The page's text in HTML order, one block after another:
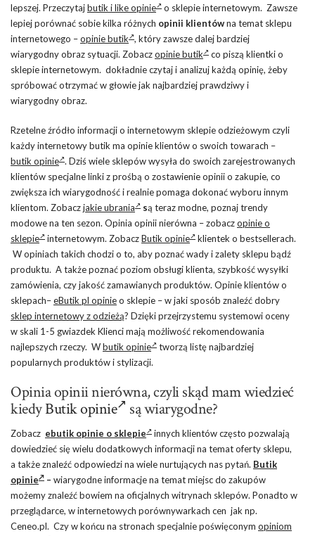
lepszej. Przeczytajbutik i like opinie
o sklepie internetowym. Zawsze
lepiej porównać sobie kilka różnych opinii klientówna temat sklepu
internetowego –opinie butik , który zawsze dalej bardziej
wiarygodny obraz sytuacji. Zobaczopinie butik
co piszą klientki o
sklepie internetowym. dokładnie czytaj i analizuj każdą opinię, żeby
spróbować otrzymać w głowie jak najbardziej prawdziwy i
wiarygodny obraz.
Rzetelne źródło informacji o internetowym sklepie odzieżowym czyli
każdy internetowy butik ma opinie klientów o swoich towarach –
butik opinie . Dziś wiele sklepów wysyła do swoich zarejestrowanych
klientów specjalne linki z prośbą o zostawienie opinii o zakupie, co
zwiększa ich wiarygodność i realnie pomaga dokonać wyboru innym
klientom. Zobaczjakie ubrania są teraz modne, poznaj trendy
modowe na ten sezon. Opinia opinii nierówna – zobaczopinie o
sklepie
internetowym. ZobaczButik opinie
klientek o bestsellerach.
W opiniach takich chodzi o to, aby poznać wady i zalety sklepu bądź
produktu. A także poznać poziom obsługi klienta, szybkość wysyłki
zamówienia, czy jakość zamawianych produktów. Opinie klientów o
sklepach–eButik pl opinieo sklepie – w jaki sposób znaleźć dobry
sklep internetowy z odzieżą? Dzięki przejrzystemu systemowi oceny
w skali 1-5 gwiazdek Klienci mają możliwość rekomendowania
najlepszych rzeczy. Wbutik opinie
tworzą listę najbardziej
popularnych produktów i stylizacji.
Opinia opinii nierówna, czyli skąd mam wiedzieć
kiedyButik opinie są wiarygodne?
Zobacz ebutik opinie o sklepie
innych klientów często pozwalają
dowiedzieć się wielu dodatkowych informacji na temat oferty sklepu,
a także znaleźć odpowiedzi na wiele nurtujących nas pytań. Butik
opinie
– wiarygodne informacje na temat miejsc do zakupów
możemy znaleźć bowiem na oficjalnych witrynach sklepów. Ponadto w
przeglądarce, w internetowych porównywarkach cen jak np.
Ceneo.pl. Czy w końcu na stronach specjalnie poświęconym opiniom